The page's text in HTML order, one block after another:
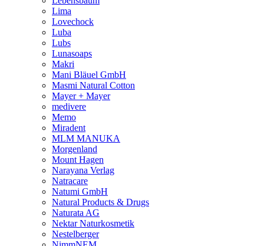
Lima
Lovechock
Luba
Lubs
Lunasoaps
Makri
Mani Bläuel GmbH
Masmi Natural Cotton
Mayer + Mayer
medivere
Memo
Miradent
MLM MANUKA
Morgenland
Mount Hagen
Narayana Verlag
Natracare
Natumi GmbH
Natural Products & Drugs
Naturata AG
Nektar Naturkosmetik
Nestelberger